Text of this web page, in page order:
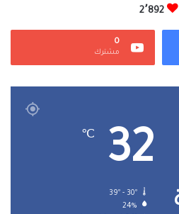
2٬892
0
مشترك
32
℃
39º - 30º
24%